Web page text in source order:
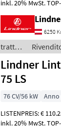
inkl. 20% MwSt. TOP-
Hinterachslenkung, Lindner
Fronthydraulik
Leitungen nach vorne,
EHS dws Steuerge
6250
trattori
/
Lindner
Lindner
75 LS
76 CV/56 kW Anno
LISTENPREIS: €
inkl. 20% MwSt. TOP-